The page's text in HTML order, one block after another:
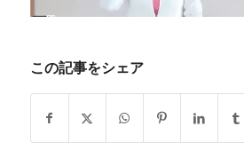
この記事をシェア